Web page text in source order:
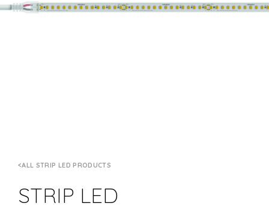
ALL STRIP LED PRODUCTS
STRIP LED